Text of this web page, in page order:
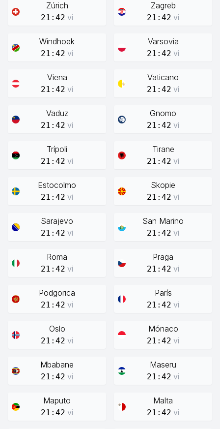
Zúrich
21:42 vi
Zagreb
21:42 vi
Windhoek
21:42 vi
Varsovia
21:42 vi
Viena
21:42 vi
Vaticano
21:42 vi
Vaduz
21:42 vi
Gnomo
21:42 vi
Trípoli
21:42 vi
Tirane
21:42 vi
Estocolmo
21:42 vi
Skopie
21:42 vi
Sarajevo
21:42 vi
San Marino
21:42 vi
Roma
21:42 vi
Praga
21:42 vi
Podgorica
21:42 vi
París
21:42 vi
Oslo
21:42 vi
Mónaco
21:42 vi
Mbabane
21:42 vi
Maseru
21:42 vi
Maputo
21:42 vi
Malta
21:42 vi